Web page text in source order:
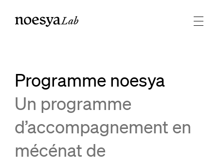
Lab
Programme noesya
Un programme
d’accompagnement en
mécénat de